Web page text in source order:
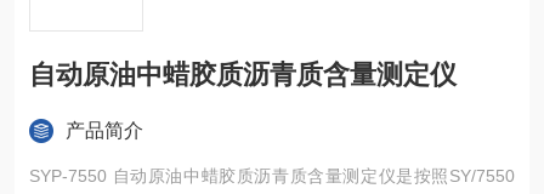
自动原油中蜡胶质沥青质含量测定仪
产品简介
SYP-7550 自动原油中蜡胶质沥青质含量测定仪是按照SY/7550